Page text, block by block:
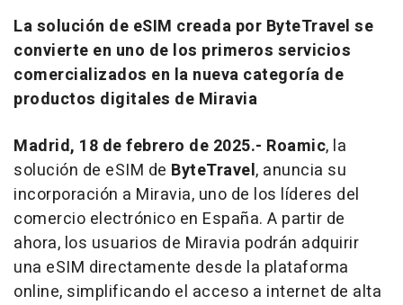
La solución de eSIM creada por ByteTravel se
convierte en uno de los primeros servicios
comercializados en la nueva categoría de
productos digitales de Miravia
Madrid, 18 de febrero de 2025.- Roamic, la
solución de eSIM de ByteTravel, anuncia su
incorporación a Miravia, uno de los líderes del
comercio electrónico en España. A partir de
ahora, los usuarios de Miravia podrán adquirir
una eSIM directamente desde la plataforma
online, simplificando el acceso a internet de alta